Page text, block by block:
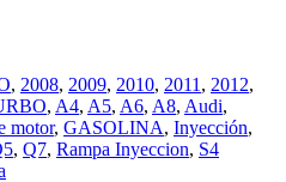
, 2008, 2009, 2010, 2011 , 2012,
, A4, A5, A6, A8, Audi,
motor, GASOLINA, Inyección,
, Q7, Rampa Inyeccion, S4